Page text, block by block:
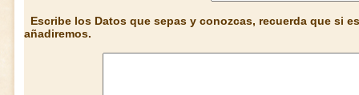
Escribe los Datos que sepas y conozcas, recuerda que si
añadiremos.